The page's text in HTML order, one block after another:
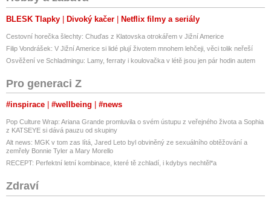
BLESK Tlapky Divoký kačer Netflix filmy a seriály
Cestovní horečka šlechty: Chuďas z Klatovska otrokářem v Jižní Americe
Filip Vondrášek: V Jižní Americe si lidé plují životem mnohem lehčeji, věci tolik neřeší
Osvěžení ve Schladmingu: Lamy, ferraty i koulovačka v létě jsou jen pár hodin autem
Pro generaci Z
#inspirace #wellbeing #news
Pop Culture Wrap: Ariana Grande promluvila o svém ústupu z veřejného života a Sophia
z KATSEYE si dává pauzu od skupiny
Alt news: MGK v tom zas lítá, Jared Leto byl obviněný ze sexuálního obtěžování a
zemřely Bonnie Tyler a Mary Morello
RECEPT: Perfektní letní kombinace, které tě zchladí, i kdybys nechtěl*a
Zdraví